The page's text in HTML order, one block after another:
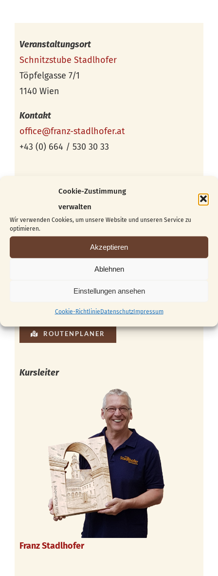
Cookie-Zustimmung
verwalten
Wir verwenden Cookies, um unsere Website und unseren Service zu
optimieren.
Akzeptieren
Ablehnen
Einstellungen ansehen
Cookie-RichtlinieDatenschutzImpressum
Veranstaltungsort
Schnitzstube Stadlhofer
Töpfelgasse 7/1
1140 Wien
Kontakt
office@franz-stadlhofer.at
+43 (0) 664 / 530 30 33
ROUTENPLANER
Kursleiter
Franz Stadlhofer